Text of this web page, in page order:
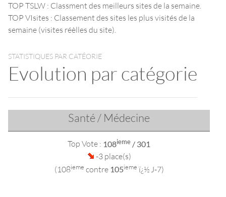
TOP TSLW : Classment des meilleurs sites de la semaine.
TOP VIsites : Classement des sites les plus visités de la
semaine (visites réèlles du site).
STATISTIQUES PAR CATÉORIE
Evolution par catégorie
Santé / Médecine
Top Vote : 108ieme / 301
-3 place(s)
(108ieme contre 105ieme ï¿½ J-7)